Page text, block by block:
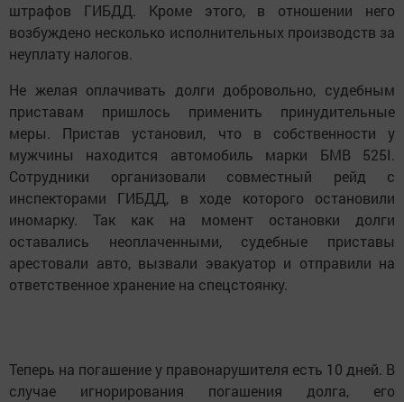
штрафов ГИБДД. Кроме этого, в отношении него
возбуждено несколько исполнительных производств за
неуплату налогов.
Не желая оплачивать долги добровольно, судебным
приставам пришлось применить принудительные
меры. Пристав установил, что в собственности у
мужчины находится автомобиль марки БМВ 525I.
Сотрудники организовали совместный рейд с
инспекторами ГИБДД, в ходе которого остановили
иномарку. Так как на момент остановки долги
оставались неоплаченными, судебные приставы
арестовали авто, вызвали эвакуатор и отправили на
ответственное хранение на спецстоянку.
Теперь на погашение у правонарушителя есть 10 дней. В
случае игнорирования погашения долга, его